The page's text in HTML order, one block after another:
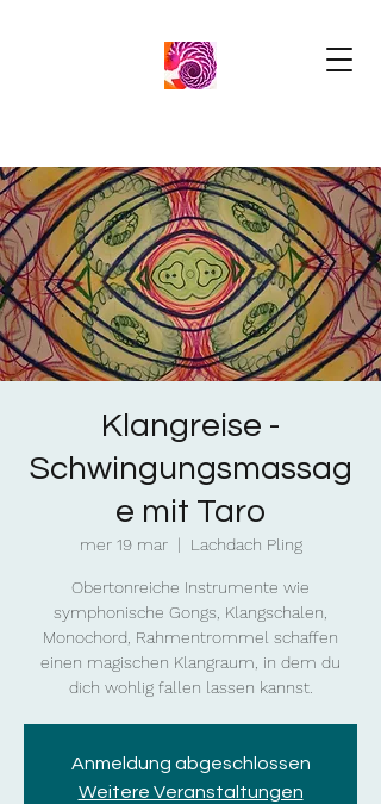
Klangreise -
Schwingungsmassag
e mit Taro
mer 19 mar
  |
Lachdach Pling
Obertonreiche Instrumente wie
symphonische Gongs, Klangschalen,
Monochord, Rahmentrommel schaffen
einen magischen Klangraum, in dem du
dich wohlig fallen lassen kannst.
Anmeldung abgeschlossen
Weitere Veranstaltungen